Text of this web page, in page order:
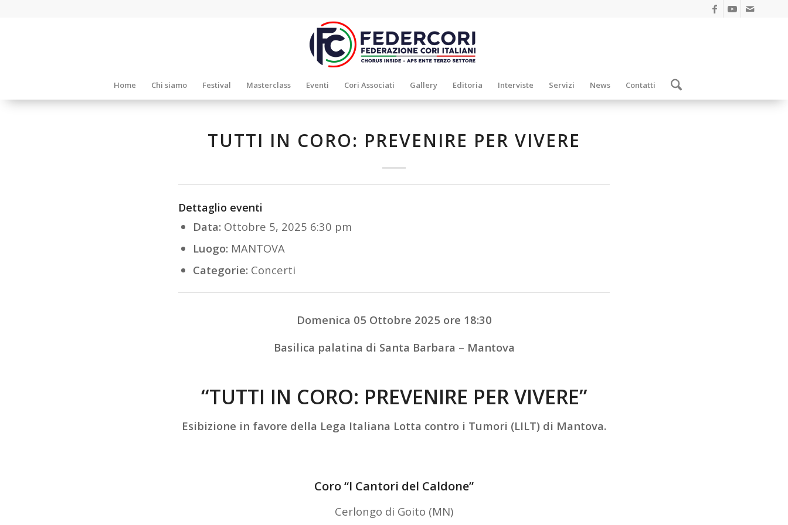
Home Chi siamo Festival Masterclass Eventi Cori Associati Gallery Editoria Interviste Servizi News Contatti
TUTTI IN CORO: PREVENIRE PER VIVERE
Dettaglio eventi
Data: Ottobre 5, 2025 6:30 pm
Luogo: MANTOVA
Categorie: Concerti
Domenica 05 Ottobre 2025 ore 18:30
Basilica palatina di Santa Barbara – Mantova
“TUTTI IN CORO: PREVENIRE PER VIVERE”
Esibizione in favore della Lega Italiana Lotta contro i Tumori (LILT) di Mantova.
Coro “I Cantori del Caldone”
Cerlongo di Goito (MN)